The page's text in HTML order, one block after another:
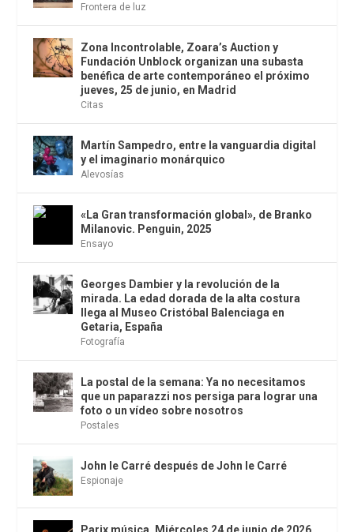
Frontera de luz
Zona Incontrolable, Zoara’s Auction y
Fundación Unblock organizan una subasta
benéfica de arte contemporáneo el próximo
jueves, 25 de junio, en Madrid
Citas
Martín Sampedro, entre la vanguardia digital
y el imaginario monárquico
Alevosías
«La Gran transformación global», de Branko
Milanovic. Penguin, 2025
Ensayo
Georges Dambier y la revolución de la
mirada. La edad dorada de la alta costura
llega al Museo Cristóbal Balenciaga en
Getaria, España
Fotografía
La postal de la semana: Ya no necesitamos
que un paparazzi nos persiga para lograr una
foto o un vídeo sobre nosotros
Postales
John le Carré después de John le Carré
Espionaje